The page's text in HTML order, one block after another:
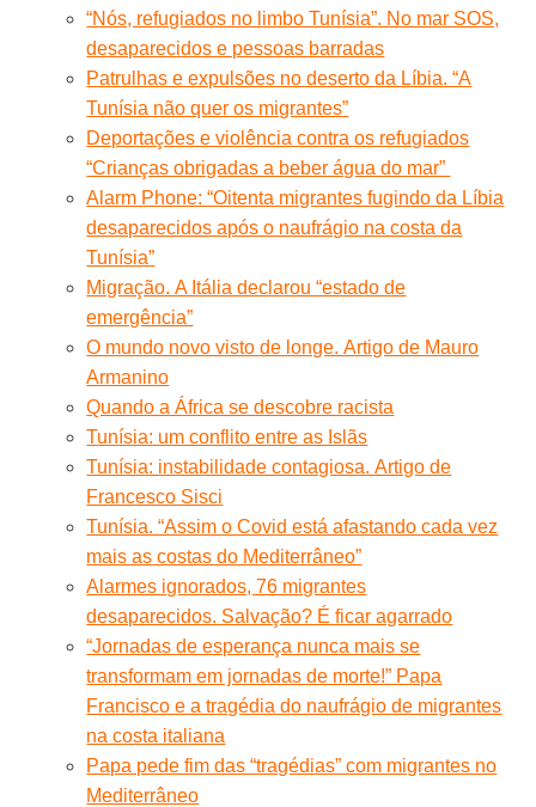
“Nós, refugiados no limbo Tunísia”. No mar SOS,
desaparecidos e pessoas barradas
Patrulhas e expulsões no deserto da Líbia. “A
Tunísia não quer os migrantes”
Deportações e violência contra os refugiados
“Crianças obrigadas a beber água do mar”
Alarm Phone: “Oitenta migrantes fugindo da Líbia
desaparecidos após o naufrágio na costa da
Tunísia”
Migração. A Itália declarou “estado de
emergência”
O mundo novo visto de longe. Artigo de Mauro
Armanino
Quando a África se descobre racista
Tunísia: um conflito entre as Islãs
Tunísia: instabilidade contagiosa. Artigo de
Francesco Sisci
Tunísia. “Assim o Covid está afastando cada vez
mais as costas do Mediterrâneo”
Alarmes ignorados, 76 migrantes
desaparecidos. Salvação? É ficar agarrado
“Jornadas de esperança nunca mais se
transformam em jornadas de morte!” Papa
Francisco e a tragédia do naufrágio de migrantes
na costa italiana
Papa pede fim das “tragédias” com migrantes no
Mediterrâneo